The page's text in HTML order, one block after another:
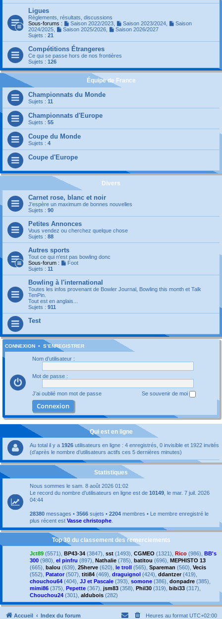
Ligues
Règlements, résultats, discussions
Sous-forums :
Saison 2022/2023, Saison 2023/2024,
Saison
2024/2025
Saison 2025/2026,
Saison 2026/2027
Sujets : 21
Compétitions Étrangeres
Ce qui se passe hors de nos frontières
Sujets : 126
Équipe de France
Championnats du Monde
Sujets : 11
Championnats d'Europe
Sujets : 55
Coupe du Monde
Sujets : 4
Coupe d'Europe
Divers
Carnet rose, blanc et noir
J'espère un maximum de bonnes nouvelles
Sujets : 90
Petites Annonces
Vous vendez ou cherchez quelque chose
Sujets : 88
Autres sports
Tout ce qui n'est pas bowling donc
Sous-forum :
Foot
Sujets : 11
Bowling à l'international
Toutes les infos provenant de Bowler Journal, Bowling this month et Talk
TenPin.
Tout est en anglais...
Sujets : 911
Test
CONNEXION • S’ENREGISTRER
Nom d’utilisateur :
Mot de passe :
J’ai oublié mon mot de passe Se souvenir de moi
Qui est en ligne
Au total il y a 1926 utilisateurs en ligne : 4 enregistrés, 0 invisible et 1922 invités
(d’après le nombre d’utilisateurs actifs ces 5 dernières minutes)
Statistiques
Nous sommes le sam. 8 août 2026 01:02
Le record du nombre d’utilisateurs en ligne est de 10149 , le mar. 7 juil. 2026
04:44
28380 messages • 3566 sujets • 2204 membres • Le membre enregistré le
plus récent est Vasse christophe
Top 30 du classement des remerciements
Jct89 (5571), BP43-34 (3847), sst (1493), CGMEO (1321), Rico (986), BB's
300 (980), el pinfru (897), Nathalie (785), batitou (696), MEPHISTO 13
(665), balou (639), 25herve (620), le troll (565), Spareman (560), Vecis
(552), Patator (507), titi84 (469), draguignol (424), ddantzer(419),
chouchou64 (404), JJ et Pascale (393), somone (386), donpadre (385),
mimi86 (375), Pepette (367), jsm83 (358), Phil30 (319), bibi33 (317),
Chouchou24 (301), aldubois (282)
Accueil Index du forum Heures au format UTC+02:00